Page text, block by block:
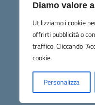
Diamo valore
Utilizziamo i cookie
offrirti pubblicità o
traffico. Cliccando
cookie.
Personalizza